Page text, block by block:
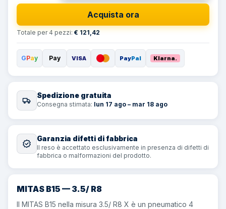
Acquista ora
Totale per 4 pezzi: € 121,42
GPay Pay VISA PayPal Klarna.
Spedizione gratuita
Consegna stimata: lun 17 ago – mar 18 ago
Garanzia difetti di fabbrica
Il reso è accettato esclusivamente in presenza di difetti di
fabbrica o malformazioni del prodotto.
MITAS B15 — 3.5/ R8
Il MITAS B15 nella misura 3.5/ R8 X è un pneumatico 4